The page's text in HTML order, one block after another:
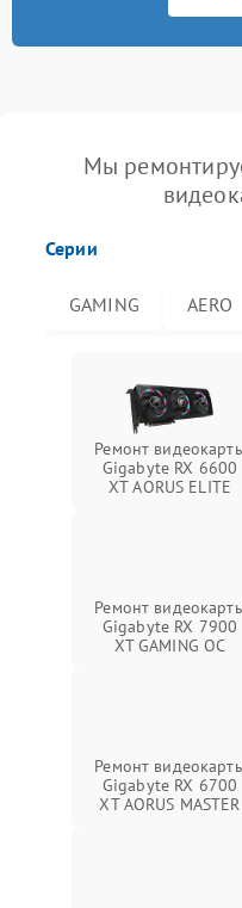
Мы
Серии
GAMING AERO
Ремонт
Gigabyte RX 6600
XT AORUS ELITE
Ремонт
Gigabyte RX 7900
XT GAMING OC
Ремонт
Gigabyte RX 6700
XT AORUS MASTER